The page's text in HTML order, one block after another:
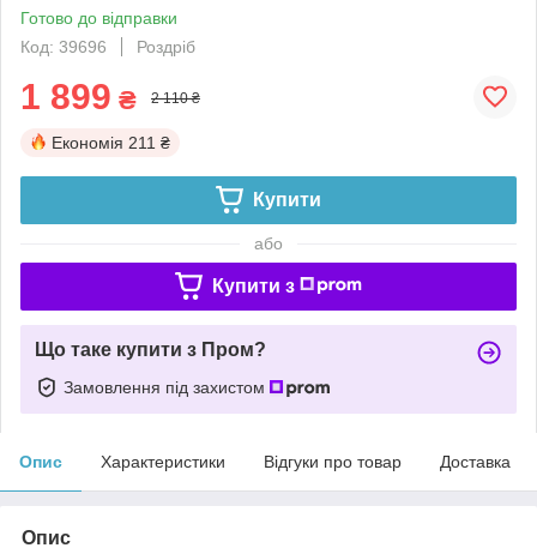
Готово до відправки
Код: 39696
Роздріб
1 899 ₴ 2 110 ₴
Економія 211 ₴
Купити
або
Купити з
Що таке купити з Пром?
Замовлення під захистом
Опис Характеристики Відгуки про товар Доставка
Опис